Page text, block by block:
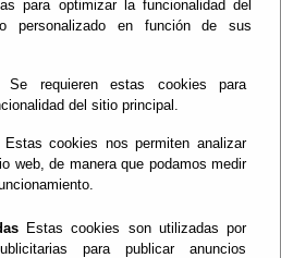
para optimizar la funcionalidad del
personalizado en función de sus
Se requieren estas cookies para
del sitio principal.
Estas cookies nos permiten analizar
web, de manera que podamos medir
Estas cookies son utilizadas por
para publicar anuncios
sobre:
de Pago